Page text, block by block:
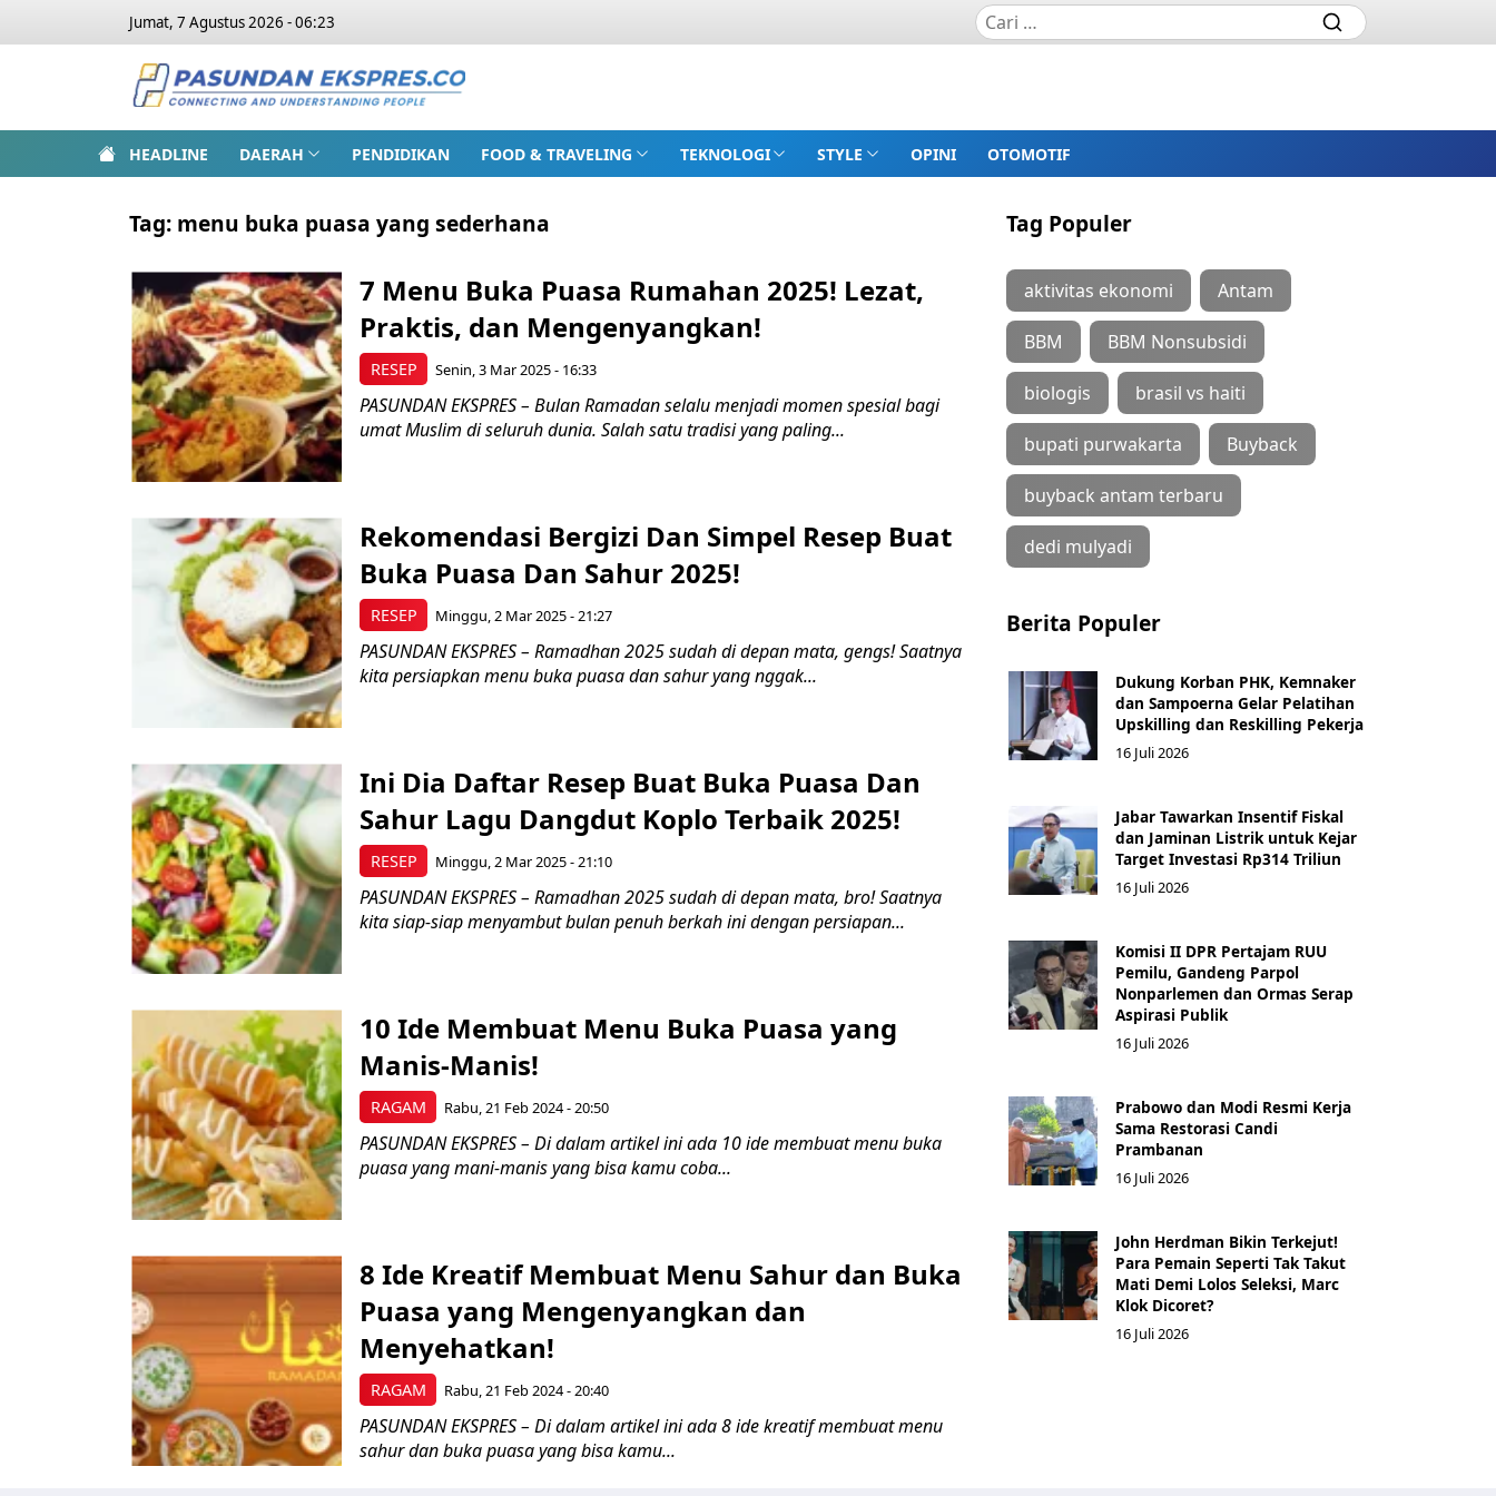
Jumat, 7 Agustus 2026 - 06:23
HEADLINE DAERAH PENDIDIKAN FOOD & TRAVELING TEKNOLOGI STYLE OPINI OTOMOTIF
Tag: menu buka puasa yang sederhana
RESEP
7 Menu Buka Puasa Rumahan 2025! Lezat,
Praktis, dan Mengenyangkan!
Senin, 3 Mar 2025 - 16:33
PASUNDAN EKSPRES – Bulan Ramadan selalu menjadi momen spesial bagi
umat Muslim di seluruh dunia. Salah satu tradisi yang paling...
RESEP
Rekomendasi Bergizi Dan Simpel Resep Buat
Buka Puasa Dan Sahur 2025!
Minggu, 2 Mar 2025 - 21:27
PASUNDAN EKSPRES – Ramadhan 2025 sudah di depan mata, gengs! Saatnya
kita persiapkan menu buka puasa dan sahur yang nggak...
RESEP
Ini Dia Daftar Resep Buat Buka Puasa Dan
Sahur Lagu Dangdut Koplo Terbaik 2025!
Minggu, 2 Mar 2025 - 21:10
PASUNDAN EKSPRES – Ramadhan 2025 sudah di depan mata, bro! Saatnya
kita siap-siap menyambut bulan penuh berkah ini dengan persiapan...
RAGAM
10 Ide Membuat Menu Buka Puasa yang
Manis-Manis!
Rabu, 21 Feb 2024 - 20:50
PASUNDAN EKSPRES – Di dalam artikel ini ada 10 ide membuat menu buka
puasa yang mani-manis yang bisa kamu coba...
RAGAM
8 Ide Kreatif Membuat Menu Sahur dan Buka
Puasa yang Mengenyangkan dan
Menyehatkan!
Rabu, 21 Feb 2024 - 20:40
PASUNDAN EKSPRES – Di dalam artikel ini ada 8 ide kreatif membuat menu
sahur dan buka puasa yang bisa kamu...
Tag Populer
aktivitas ekonomi Antam
BBM BBM Nonsubsidi
biologis brasil vs haiti
bupati purwakarta Buyback
buyback antam terbaru
dedi mulyadi
Berita Populer
Dukung Korban PHK, Kemnaker
dan Sampoerna Gelar Pelatihan
Upskilling dan Reskilling Pekerja
16 Juli 2026
Jabar Tawarkan Insentif Fiskal
dan Jaminan Listrik untuk Kejar
Target Investasi Rp314 Triliun
16 Juli 2026
Komisi II DPR Pertajam RUU
Pemilu, Gandeng Parpol
Nonparlemen dan Ormas Serap
Aspirasi Publik
16 Juli 2026
Prabowo dan Modi Resmi Kerja
Sama Restorasi Candi
Prambanan
16 Juli 2026
John Herdman Bikin Terkejut!
Para Pemain Seperti Tak Takut
Mati Demi Lolos Seleksi, Marc
Klok Dicoret?
16 Juli 2026